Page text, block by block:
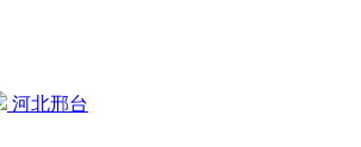
河北邢台